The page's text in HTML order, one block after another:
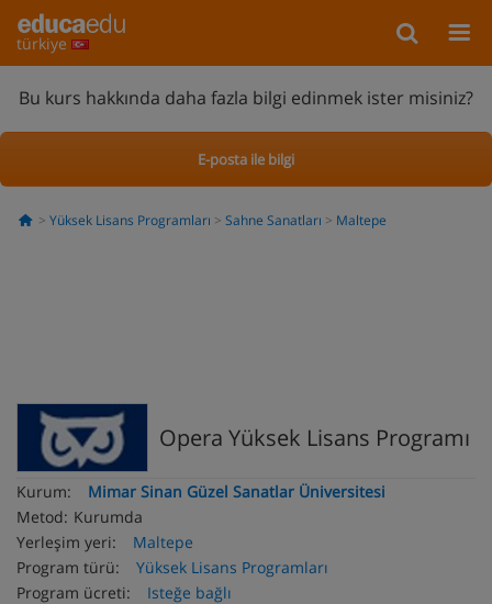
türkiye
Bu kurs hakkında daha fazla bilgi edinmek ister misiniz?
E-posta ile bilgi
Yüksek Lisans Programları Sahne Sanatları Maltepe
Opera Yüksek Lisans Programı
Kurum:
Mimar Sinan Güzel Sanatlar Üniversitesi
Metod: Kurumda
Yerleşim yeri:
Maltepe
Program türü:
Yüksek Lisans Programları
Program ücreti:
Isteğe bağlı